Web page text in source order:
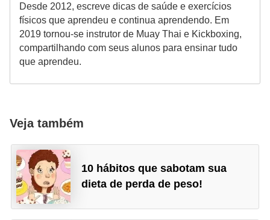
Desde 2012, escreve dicas de saúde e exercícios
físicos que aprendeu e continua aprendendo. Em
2019 tornou-se instrutor de Muay Thai e Kickboxing,
compartilhando com seus alunos para ensinar tudo
que aprendeu.
Veja também
10 hábitos que sabotam sua
dieta de perda de peso!